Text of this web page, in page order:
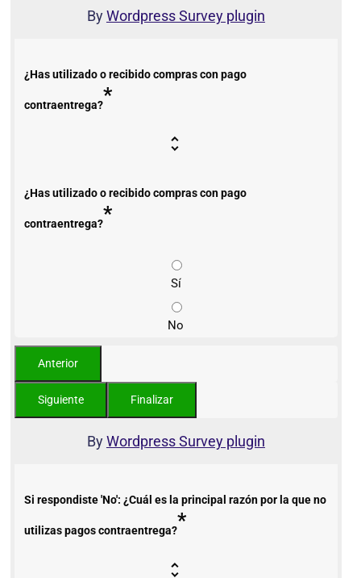
ByWordpress Survey plugin
¿Has utilizado o recibido compras con pago
contraentrega?*
¿Has utilizado o recibido compras con pago
contraentrega?*
Sí
No
ByWordpress Survey plugin
Si respondiste 'No': ¿Cuál es la principal razón por la que no
utilizas pagos contraentrega?*